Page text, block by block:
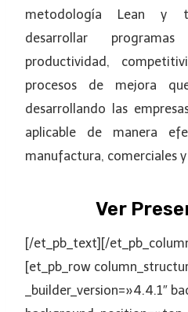
metodología Lean y
desarrollar
productividad,
procesos de mejora
desarrollando las
aplicable de manera
manufactura, comerciales y
Ver
[/et_pb_text][/
[et_pb_row
_builder_version=»4.4.1″